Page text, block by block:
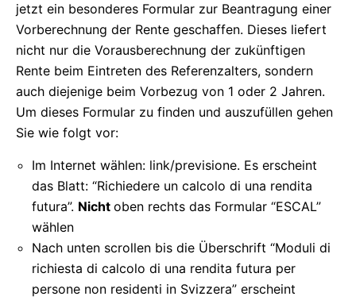
jetzt ein besonderes Formular zur Beantragung einer
Vorberechnung der Rente geschaffen. Dieses liefert
nicht nur die Vorausberechnung der zukünftigen
Rente beim Eintreten des Referenzalters, sondern
auch diejenige beim Vorbezug von 1 oder 2 Jahren.
Um dieses Formular zu finden und auszufüllen gehen
Sie wie folgt vor:
Im Internet wählen: link/previsione. Es erscheint
das Blatt: “Richiedere un calcolo di una rendita
futura”. Nicht oben rechts das Formular “ESCAL”
wählen
Nach unten scrollen bis die Überschrift “Moduli di
richiesta di calcolo di una rendita futura per
persone non residenti in Svizzera” erscheint